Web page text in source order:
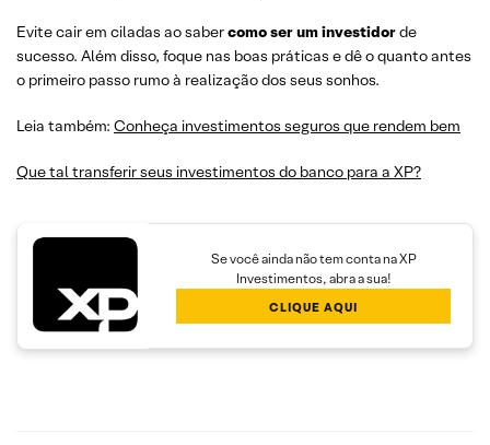
Evite cair em ciladas ao sabercomo ser um investidorde
sucesso. Além disso, foque nas boas práticas e dê o quanto antes
o primeiro passo rumo à realização dos seus sonhos.
Leia também: Conheça investimentos seguros que rendem bem
Que tal transferir seus investimentos do banco para a XP?
Se você ainda não tem conta na XP
Investimentos, abra a sua!
CLIQUE AQUI